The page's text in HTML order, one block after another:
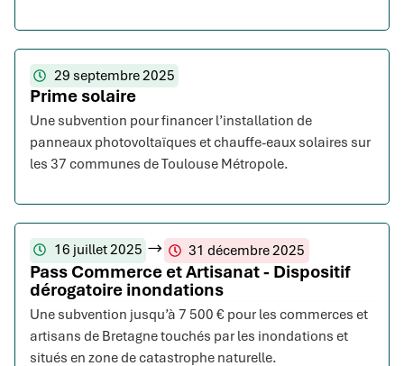
29 septembre 2025
Prime solaire
Une subvention pour financer l’installation de
panneaux photovoltaïques et chauffe-eaux solaires sur
les 37 communes de Toulouse Métropole.
16 juillet 2025 31 décembre 2025
Pass Commerce et Artisanat - Dispositif
dérogatoire inondations
Une subvention jusqu’à 7 500 € pour les commerces et
artisans de Bretagne touchés par les inondations et
situés en zone de catastrophe naturelle.